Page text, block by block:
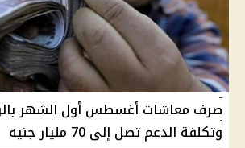
صرف معاشات أغسطس أول الشهر
وتكلفة الدعم تصل إلى 70 مليار جنيه